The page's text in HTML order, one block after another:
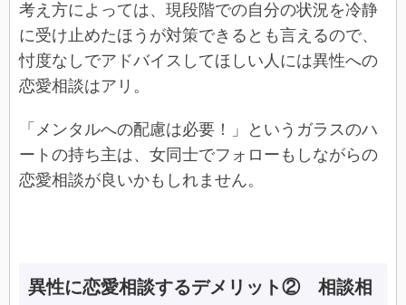
考え方によっては、現段階での自分の状況を冷静
に受け止めたほうが対策できるとも言えるので、
忖度なしでアドバイスしてほしい人には異性への
恋愛相談はアリ。
「メンタルへの配慮は必要！」というガラスのハ
ートの持ち主は、女同士でフォローもしながらの
恋愛相談が良いかもしれません。
異性に恋愛相談するデメリット② 相談相